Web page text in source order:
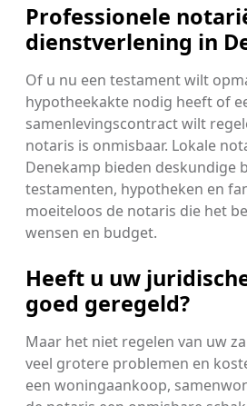
Professionele
dienstverlening in
Of u nu een testament wilt
hypotheekakte nodig heeft of
samenlevingscontract wilt
notaris is onmisbaar. Lokale
Denekamp bieden deskundige
testamenten, hypotheken en
moeiteloos de notaris die het
wensen en budget.
Heeft u uw
goed geregeld?
Maar het niet regelen van uw
veel grotere problemen en
een woningaankoop,